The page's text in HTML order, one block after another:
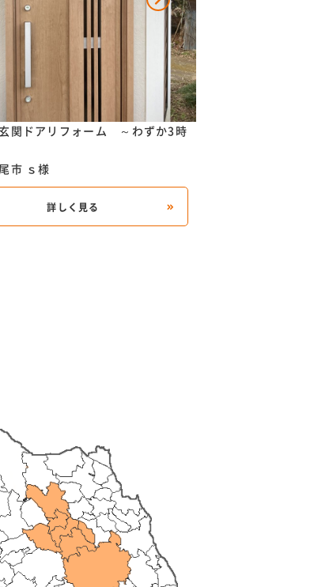
玄関ドアリフォーム ～わずか3時
市 ｓ様
詳しく見る